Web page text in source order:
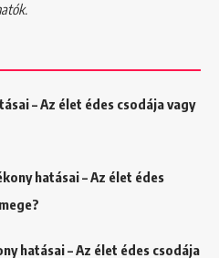
– Az élet édes csodája vagy
hatásai – Az élet édes
hatásai – Az élet édes csodája